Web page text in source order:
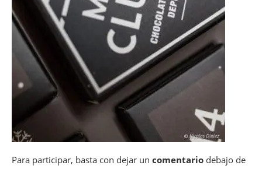
Para participar, basta con dejar un comentario debajo de